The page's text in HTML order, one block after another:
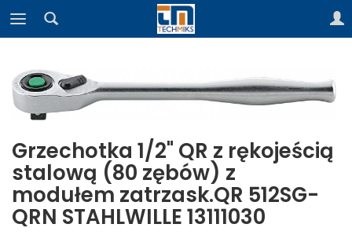
Grzechotka 1/2" QR z rękojeścią
stalową (80 zębów) z
modułem zatrzask.QR 512SG-
QRN STAHLWILLE 13111030